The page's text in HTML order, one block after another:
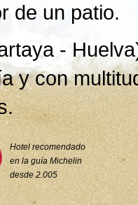
de un patio.
-
y con
Hotel recomendado
en la guía Michelin
desde 2.005